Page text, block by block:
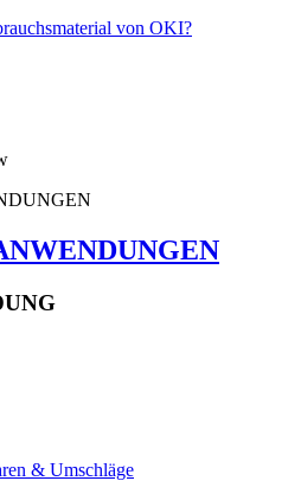
von OKI?
& Umschläge